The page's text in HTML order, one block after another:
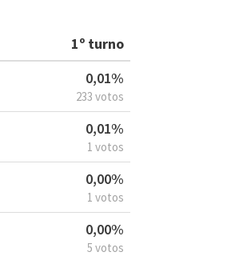
1º turno
0,01%
233 votos
0,01%
1 votos
0,00%
1 votos
0,00%
5 votos